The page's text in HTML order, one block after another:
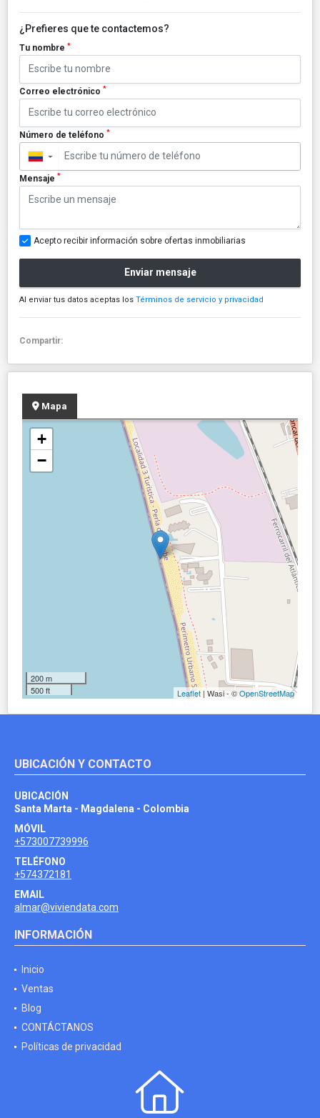
¿Prefieres que te contactemos?
Tu nombre *
Correo electrónico *
Número de teléfono *
▼
Mensaje *
Acepto recibir información sobre ofertas inmobiliarias
Enviar mensaje
Al enviar tus datos aceptas los Términos de servicio y privacidad
Compartir:
Mapa
+
−
200 m
500 ft
Leaflet | Wasi - ©OpenStreetMap
UBICACIÓN Y CONTACTO
UBICACIÓN
Santa Marta - Magdalena - Colombia
MÓVIL
+573007739996
TELÉFONO
+574372181
EMAIL
almar@viviendata.com
INFORMACIÓN
Inicio
Ventas
Blog
CONTÁCTANOS
Políticas de privacidad